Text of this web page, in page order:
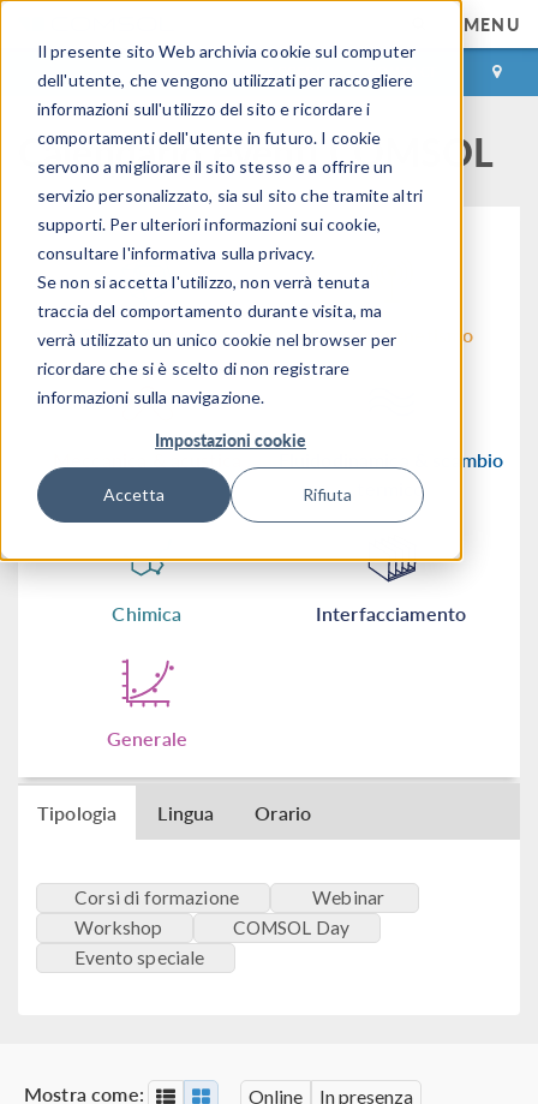
Il presente sito Web archivia cookie sul computer
dell'utente, che vengono utilizzati per raccogliere
informazioni sull'utilizzo del sito e ricordare i
comportamenti dell'utente in futuro. I cookie
servono a migliorare il sito stesso e a offrire un
servizio personalizzato, sia sul sito che tramite altri
supporti. Per ulteriori informazioni sui cookie,
consultare l'informativa sulla privacy.
Se non si accetta l'utilizzo, non verrà tenuta
traccia del comportamento durante visita, ma
verrà utilizzato un unico cookie nel browser per
ricordare che si è scelto di non registrare
informazioni sulla navigazione.
Impostazioni cookie
Accetta Rifiuta
MENU
ACCEDI CONTACT
Calendario eventi COMSOL
Flusso di lavoro Elettromagnetismo
Meccanica & acustica
Fluidodinamica & scambio
termico
Chimica Interfacciamento
Generale
Tipologia Lingua Orario
Corsi di formazione
Webinar
Workshop
COMSOL Day
Evento speciale
Mostra come: Online
In presenza